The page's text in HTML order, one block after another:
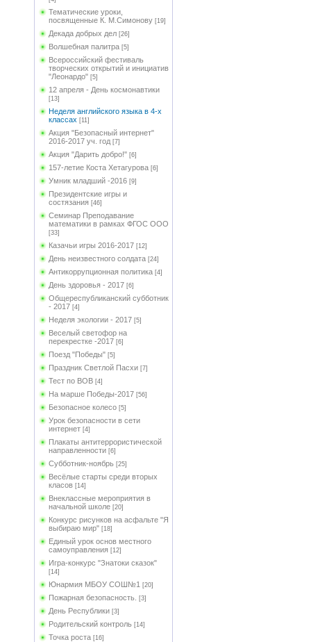
Тематические уроки,
посвященные К. М.Симонову [19]
Декада добрых дел [26]
Волшебная палитра [5]
Всероссийский фестиваль
творческих открытий и инициатив
"Леонардо" [5]
12 апреля - День космонавтики
[13]
Неделя английского языка в 4-х
классах [11]
Акция "Безопасный интернет"
2016-2017 уч. год [7]
Акция "Дарить добро!" [6]
157-летие Коста Хетагурова [6]
Умник младший -2016 [9]
Президентские игры и
состязания [46]
Семинар Преподавание
математики в рамках ФГОС ООО
[33]
Казачьи игры 2016-2017 [12]
День неизвестного солдата [24]
Антикоррупционная политика [4]
День здоровья - 2017 [6]
Общереспубликанский субботник
- 2017 [4]
Неделя экологии - 2017 [5]
Веселый светофор на
перекрестке -2017 [6]
Поезд "Победы" [5]
Праздник Светлой Пасхи [7]
Тест по ВОВ [4]
На марше Победы-2017 [56]
Безопасное колесо [5]
Урок безопасности в сети
интернет [4]
Плакаты антитеррористической
направленности [6]
Субботник-ноябрь [25]
Весёлые старты среди вторых
класов [14]
Внеклассные мероприятия в
начальной школе [20]
Конкурс рисунков на асфальте "Я
выбираю мир" [18]
Единый урок основ местного
самоуправления [12]
Игра-конкурс "Знатоки сказок"
[14]
Юнармия МБОУ СОШ№1 [20]
Пожарная безопасность. [3]
День Республики [3]
Родительский контроль [14]
Точка роста [16]